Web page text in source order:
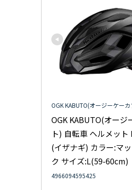
OGK KABUTO(オージーケーカ
OGK KABUTO(オージ
ト) 自転車 ヘルメット
(イザナギ) カラー:マ
ク サイズ:L(59-60cm)
4966094595425